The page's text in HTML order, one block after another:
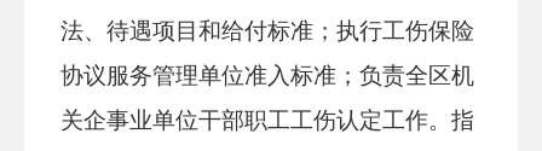
法、待遇项目和给付标准；执行工伤保险
协议服务管理单位准入标准；负责全区机
关企事业单位干部职工工伤认定工作。指